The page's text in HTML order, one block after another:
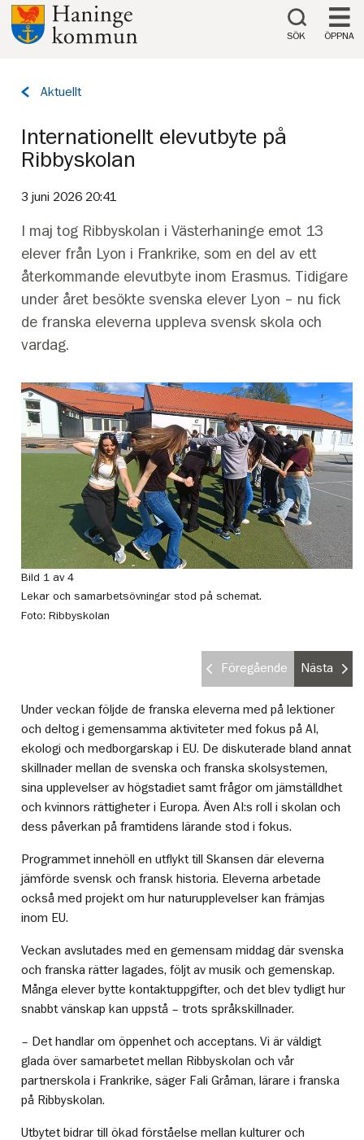
Till innehåll på sidan
SÖK ÖPPNA
Tillbaka
Aktuellt
Internationellt elevutbyte på
Ribbyskolan
3 juni 2026 20:41
I maj tog Ribbyskolan i Västerhaninge emot 13
elever från Lyon i Frankrike, som en del av ett
återkommande elevutbyte inom Erasmus. Tidigare
under året besökte svenska elever Lyon – nu fick
de franska eleverna uppleva svensk skola och
vardag.
Bild 1 av 4
Lekar och samarbetsövningar stod på schemat.
Foto: Ribbyskolan
Föregående Nästa
Under veckan följde de franska eleverna med på lektioner
och deltog i gemensamma aktiviteter med fokus på AI,
ekologi och medborgarskap i EU. De diskuterade bland annat
skillnader mellan de svenska och franska skolsystemen,
sina upplevelser av högstadiet samt frågor om jämställdhet
och kvinnors rättigheter i Europa. Även AI:s roll i skolan och
dess påverkan på framtidens lärande stod i fokus.
Programmet innehöll en utflykt till Skansen där eleverna
jämförde svensk och fransk historia. Eleverna arbetade
också med projekt om hur naturupplevelser kan främjas
inom EU.
Veckan avslutades med en gemensam middag där svenska
och franska rätter lagades, följt av musik och gemenskap.
Många elever bytte kontaktuppgifter, och det blev tydligt hur
snabbt vänskap kan uppstå – trots språkskillnader.
– Det handlar om öppenhet och acceptans. Vi är väldigt
glada över samarbetet mellan Ribbyskolan och vår
partnerskola i Frankrike, säger Fali Gråman, lärare i franska
på Ribbyskolan.
Utbytet bidrar till ökad förståelse mellan kulturer och